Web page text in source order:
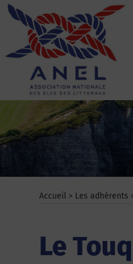
Aller
contenu
ANEL
Accueil > Les adhérents
Le